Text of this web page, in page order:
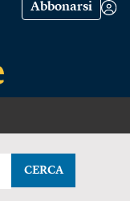
Abbonarsi
CERCA